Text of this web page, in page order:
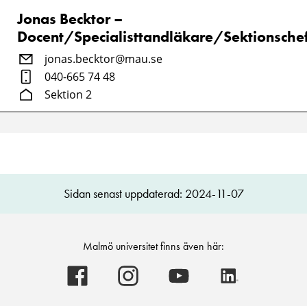
Jonas Becktor –
Docent/Specialisttandläkare/
jonas.becktor@mau.se
040-665 74 48
Sektion 2
Sidan senast uppdaterad: 2024-11-07
Malmö universitet finns även här:
Malmö
universitet
Malmö
universitet
Malmö
universitet